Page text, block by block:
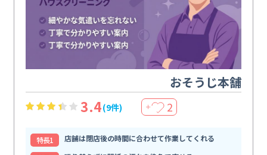
おそうじ本舗
3.4(9件) ＋ 2
特⻑1
店舗は閉店後の時間に合わせて作業してくれる